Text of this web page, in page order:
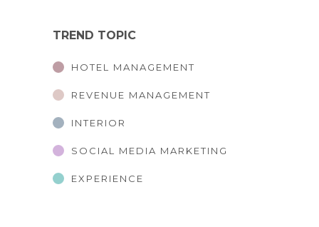
TREND TOPIC
HOTEL MANAGEMENT
REVENUE MANAGEMENT
INTERIOR
SOCIAL MEDIA MARKETING
EXPERIENCE